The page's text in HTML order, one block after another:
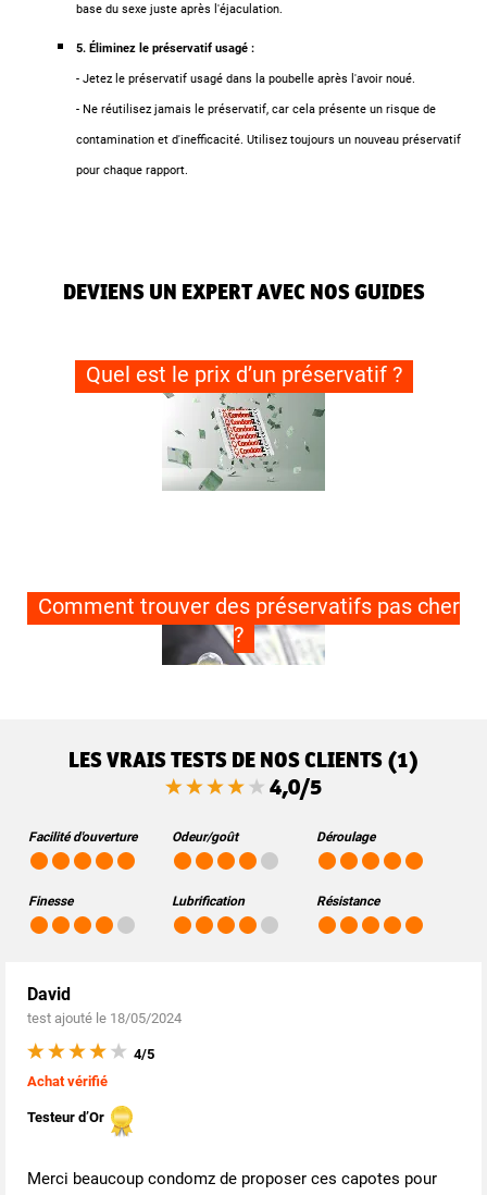
base du sexe juste après l'éjaculation.
5. Éliminez le préservatif usagé :
- Jetez le préservatif usagé dans la poubelle après l'avoir noué.
- Ne réutilisez jamais le préservatif, car cela présente un risque de
contamination et d'inefficacité. Utilisez toujours un nouveau préservatif
pour chaque rapport.
DEVIENS UN EXPERT AVEC NOS GUIDES
Quel est le prix d’un préservatif ?
Comment trouver des préservatifs pas cher
?
LES VRAIS TESTS DE NOS CLIENTS (1)
4,0/5
Facilité d'ouverture Odeur/goût Déroulage
Finesse Lubrification Résistance
David
test ajouté le 18/05/2024
4/5
Achat vérifié
Testeur d’Or
Merci beaucoup condomz de proposer ces capotes pour